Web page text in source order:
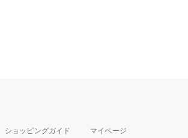
ショッピングガイド
マイページ